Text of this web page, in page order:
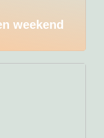
weekend